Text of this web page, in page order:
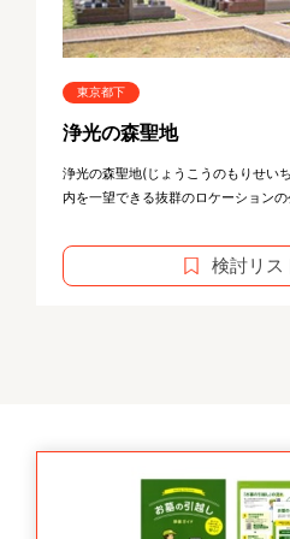
東京都下
浄光の森聖地
浄光の森聖地(じょうこうのもりせい
内を一望できる抜群のロケーション
検討リス